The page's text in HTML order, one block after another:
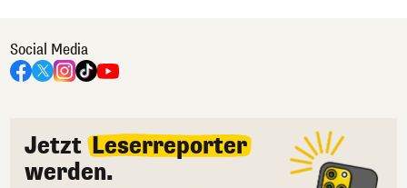
Social Media
Jetzt Leserreporter
werden.